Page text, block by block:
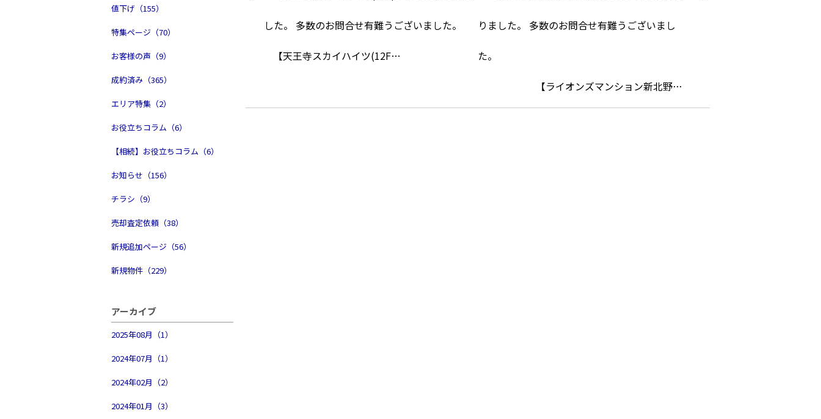
値下げ（155）
特集ページ（70）
お客様の声（9）
成約済み（365）
エリア特集（2）
お役立ちコラム（6）
【相続】お役立ちコラム（6）
お知らせ（156）
チラシ（9）
売却査定依頼（38）
新規追加ページ（56）
新規物件（229）
アーカイブ
2025年08月（1）
2024年07月（1）
2024年02月（2）
2024年01月（3）
【天王寺スカイハイツ(12F…
【ライオンズマンション新北野…